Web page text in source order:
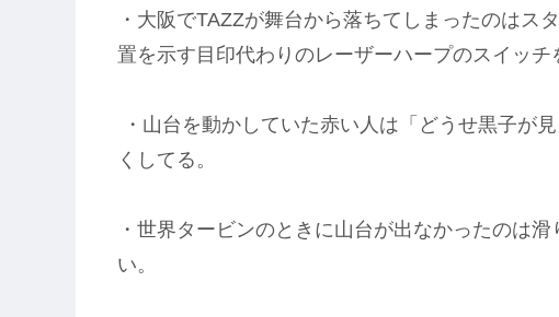
・大阪でTAZZが舞台から落ちてしまったのはス
置を示す目印代わりのレーザーハープのスイッチ
・山台を動かしていた赤い人は「どうせ黒子が
くしてる。
・世界タービンのときに山台が出なかったのは
い。